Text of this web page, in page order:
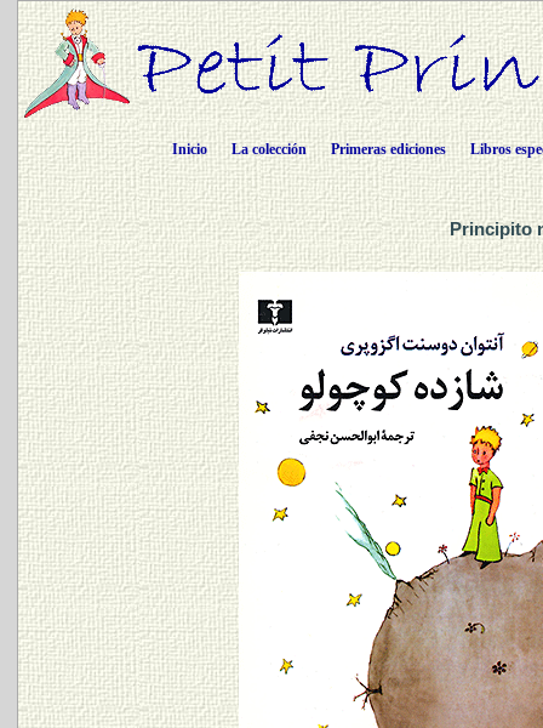
Inicio La colección Primeras ediciones Libros
Principito